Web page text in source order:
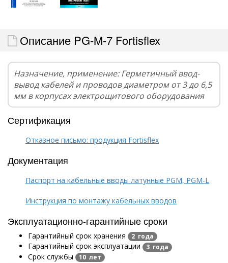
Описание PG-M-7 Fortisflex
Назначение, применение: Герметичный ввод-
вывод кабелей и проводов диаметром от 3 до 6,5
мм в корпусах электрощитового оборудования
Сертификация
Отказное письмо: продукция Fortisflex
Документация
Паспорт на кабельные вводы латунные PGM, PGM-L
Инструкция по монтажу кабельных вводов
Эксплуатационно-гарантийные сроки
Гарантийный срок хранения 2 года
Гарантийный срок эксплуатации 3 года
Срок службы 10 лет